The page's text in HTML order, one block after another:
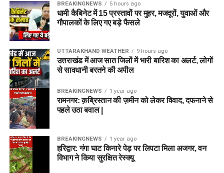
BREAKINGNEWS 5 hours ago
धामी कैबिनेट में 15 प्रस्तावों पर मुहर, मजदूरों, युवाओं और
गौपालकों के लिए गए बड़े फैसले
UTTARAKHAND WEATHER 9 hours ago
उत्तराखंड में आज सात जिलों में भारी बारिश का अलर्ट, लोगों
से सावधानी बरतने की अपील
BREAKINGNEWS 1 year ago
रामनगर: क़ब्रिस्तान की ज़मीन को लेकर विवाद, दफनाने से
पहले उठा बवाल |
BREAKINGNEWS 1 year ago
हरिद्वार: गंगा घाट किनारे पेड़ पर लिपटा मिला अजगर, वन
विभाग ने किया सुरक्षित रेस्क्यू